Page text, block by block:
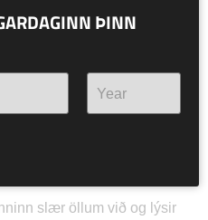
slær öllum við og lýsir
ÞINN